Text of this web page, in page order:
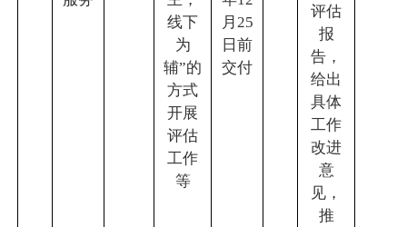
线下
为
辅”的
方式
开展
评估
工作
等
月25
日前
交付
评估
报
告，
给出
具体
工作
改进
意
见，
推